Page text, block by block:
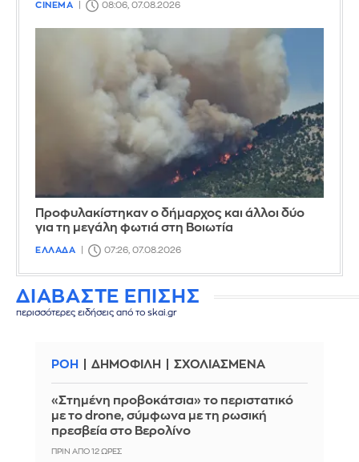
CINEMA 08:06, 07.08.2026
Προφυλακίστηκαν ο δήμαρχος και άλλοι δύο
για τη μεγάλη φωτιά στη Βοιωτία
ΕΛΛΑΔΑ 07:26, 07.08.2026
ΔΙΑΒΑΣΤΕ ΕΠΙΣΗΣ
περισσότερες ειδήσεις από το skai.gr
ΡΟΗ ΔΗΜΟΦΙΛΗ ΣΧΟΛΙΑΣΜΕΝΑ
«Στημένη προβοκάτσια» το περιστατικό
με το drone, σύμφωνα με τη ρωσική
πρεσβεία στο Βερολίνο
ΠΡΙΝ ΑΠΌ 12 ΏΡΕΣ